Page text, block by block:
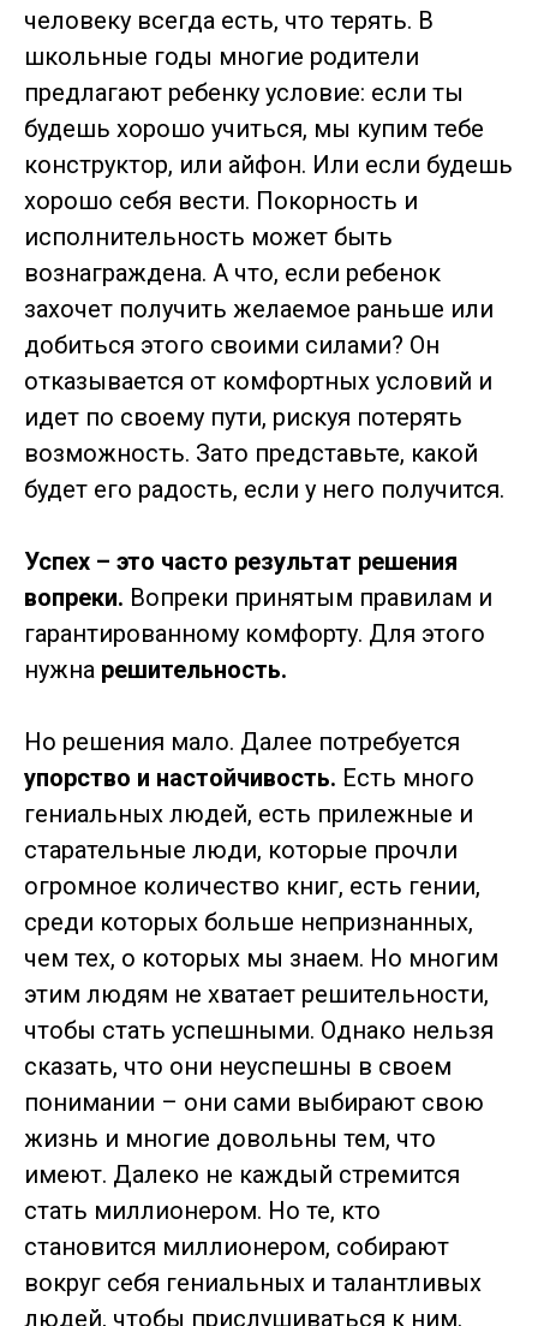
человеку всегда есть, что терять. В
школьные годы многие родители
предлагают ребенку условие: если ты
будешь хорошо учиться, мы купим тебе
конструктор, или айфон. Или если будешь
хорошо себя вести. Покорность и
исполнительность может быть
вознаграждена. А что, если ребенок
захочет получить желаемое раньше или
добиться этого своими силами? Он
отказывается от комфортных условий и
идет по своему пути, рискуя потерять
возможность. Зато представьте, какой
будет его радость, если у него получится.
Успех – это часто результат решения
вопреки. Вопреки принятым правилам и
гарантированному комфорту. Для этого
нужна решительность.
Но решения мало. Далее потребуется
упорство и настойчивость. Есть много
гениальных людей, есть прилежные и
старательные люди, которые прочли
огромное количество книг, есть гении,
среди которых больше непризнанных,
чем тех, о которых мы знаем. Но многим
этим людям не хватает решительности,
чтобы стать успешными. Однако нельзя
сказать, что они неуспешны в своем
понимании – они сами выбирают свою
жизнь и многие довольны тем, что
имеют. Далеко не каждый стремится
стать миллионером. Но те, кто
становится миллионером, собирают
вокруг себя гениальных и талантливых
людей, чтобы прислушиваться к ним.